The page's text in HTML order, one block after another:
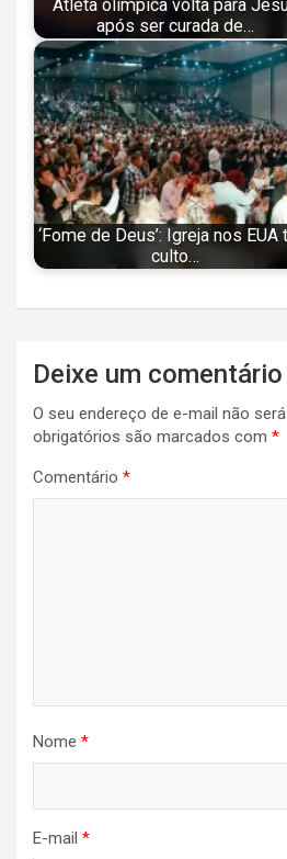
Atleta olímpica volta para
após ser curada de…
‘Fome de Deus’: Igreja nos EUA
culto…
Navegação
de
Post
Deixe um comentário
O seu endereço de e-mail não
obrigatórios são marcados com *
Comentário *
Nome *
E-mail *